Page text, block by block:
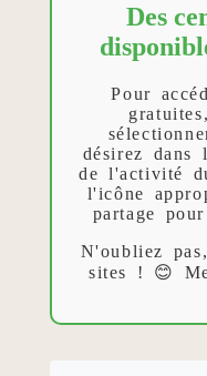
Des
Pour
désirez dans
de l'activité
l'icône
partage
N'oubliez
sites ! 😊